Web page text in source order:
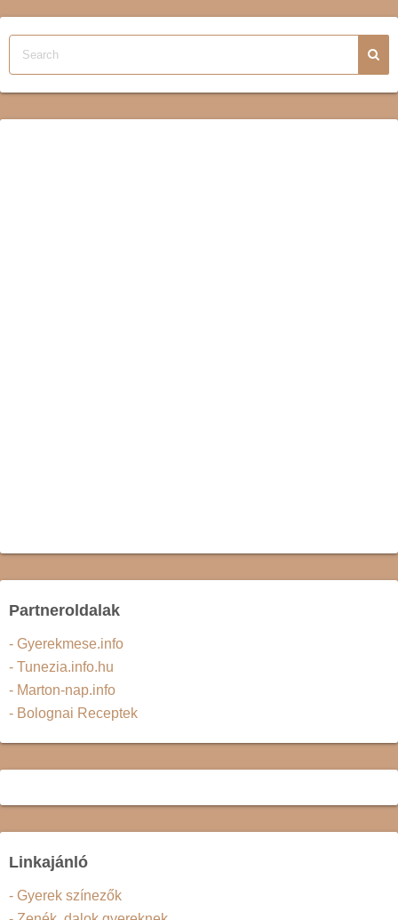
Partneroldalak
- Gyerekmese.info
- Tunezia.info.hu
- Marton-nap.info
- Bolognai Receptek
Linkajánló
- Gyerek színezők